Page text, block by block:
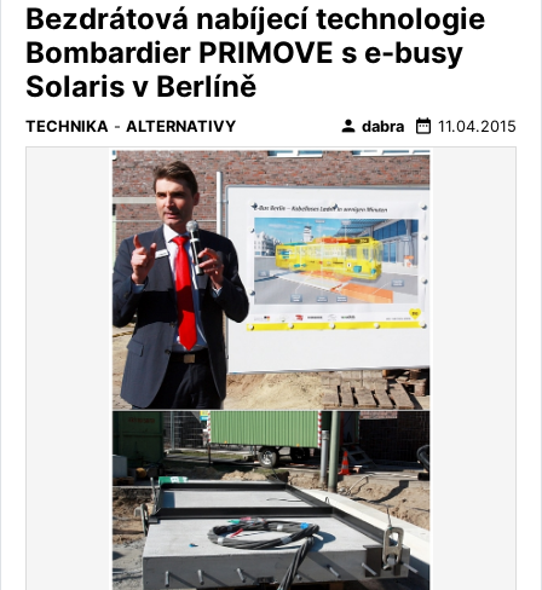
Bezdrátová nabíjecí technologie
Bombardier PRIMOVE s e-busy
Solaris v Berlíně
TECHNIKA - ALTERNATIVY person dabra date_range 11.04.2015